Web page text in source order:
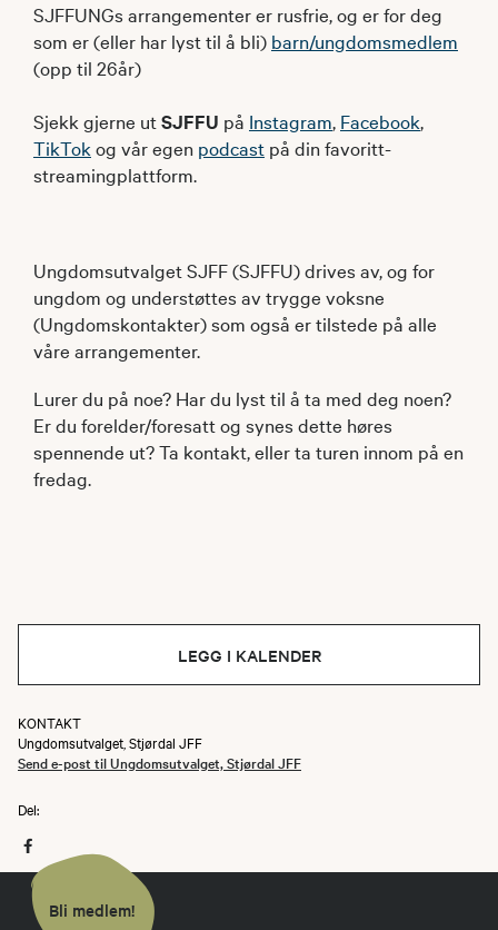
SJFFUNGs arrangementer er rusfrie, og er for deg
som er (eller har lyst til å bli) barn/ungdomsmedlem
(opp til 26år)
Sjekk gjerne utSJFFU på Instagram, Facebook,
TikTok og vår egen podcast på din favoritt-
streamingplattform.
Ungdomsutvalget SJFF (SJFFU) drives av, og for
ungdom og understøttes av trygge voksne
(Ungdomskontakter) som også er tilstede på alle
våre arrangementer.
Lurer du på noe? Har du lyst til å ta med deg noen?
Er du forelder/foresatt og synes dette høres
spennende ut? Ta kontakt, eller ta turen innom på en
fredag.
LEGG I KALENDER
KONTAKT
Ungdomsutvalget, Stjørdal JFF
Send e-post til Ungdomsutvalget, Stjørdal JFF
Del:
Bli medlem!